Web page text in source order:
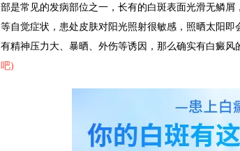
部是常见的发病部位之一，长有的白斑表面光滑无鳞
等自觉症状，患处皮肤对阳光照射很敏感，照晒太阳
有精神压力大、暴晒、外伤等诱因，那么确实有白癜风
吧)